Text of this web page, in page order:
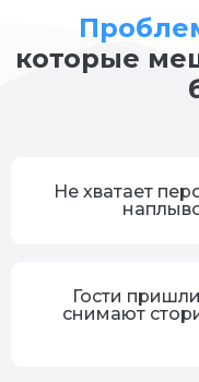
которые
Не хватает
Гости
снимают